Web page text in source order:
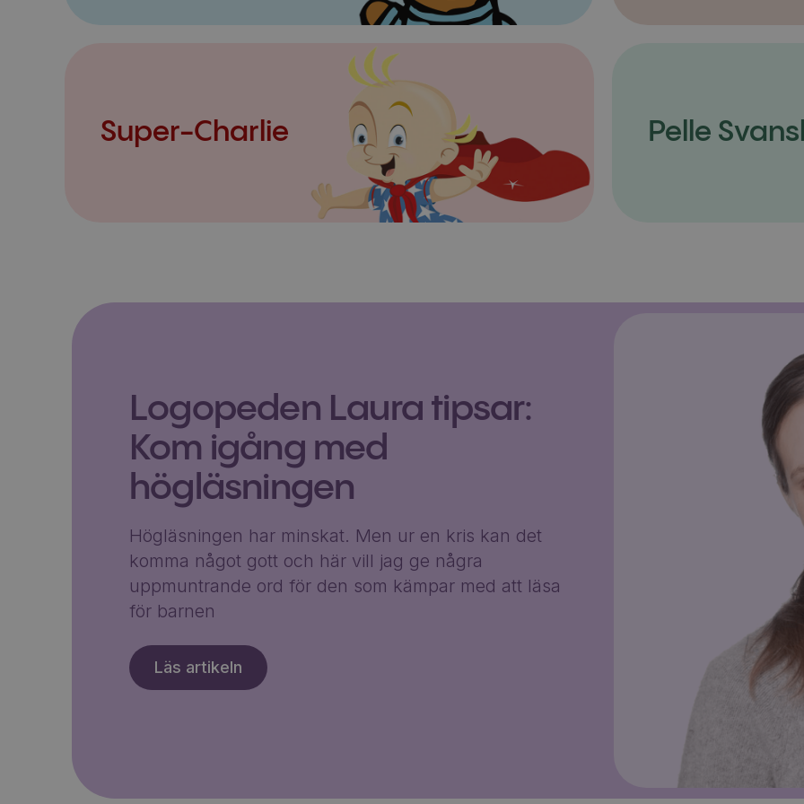
Super-Charlie Pelle
Logopeden Laura tipsar:
Kom igång med
högläsningen
Högläsningen har minskat. Men ur en kris kan det
komma något gott och här vill jag ge några
uppmuntrande ord för den som kämpar med att läsa
för barnen
Läs artikeln